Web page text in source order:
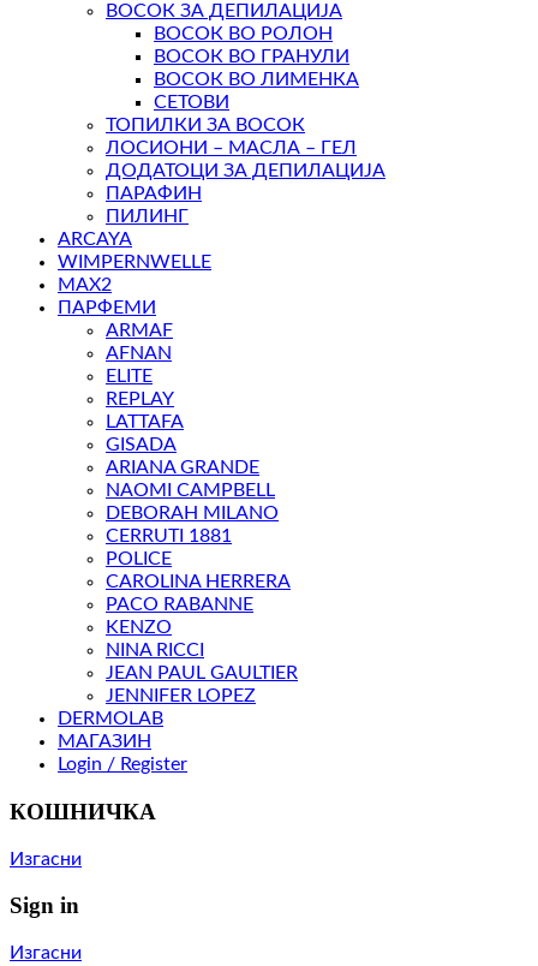
ВОСОК ЗА ДЕПИЛАЦИЈА
ВОСОК ВО РОЛОН
ВОСОК ВО ГРАНУЛИ
ВОСОК ВО ЛИМЕНКА
СЕТОВИ
ТОПИЛКИ ЗА ВОСОК
ЛОСИОНИ – МАСЛА – ГЕЛ
ДОДАТОЦИ ЗА ДЕПИЛАЦИЈА
ПАРАФИН
ПИЛИНГ
ARCAYA
WIMPERNWELLE
MAX2
ПАРФЕМИ
ARMAF
AFNAN
ELITE
REPLAY
LATTAFA
GISADA
ARIANA GRANDE
NAOMI CAMPBELL
DEBORAH MILANO
CERRUTI 1881
POLICE
CAROLINA HERRERA
PACO RABANNE
KENZO
NINA RICCI
JEAN PAUL GAULTIER
JENNIFER LOPEZ
DERMOLAB
МАГАЗИН
Login / Register
КОШНИЧКА
Изгасни
Sign in
Изгасни